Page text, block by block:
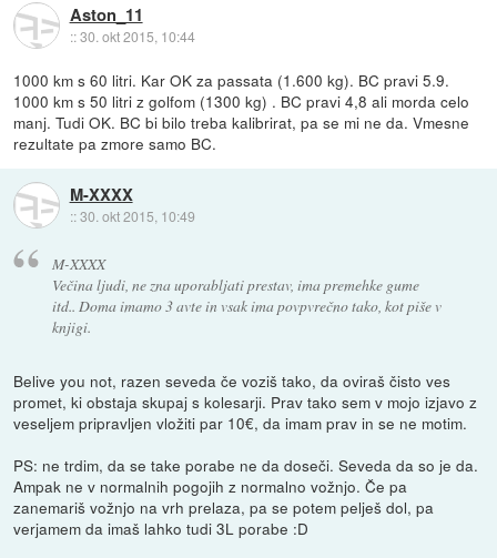
Aston_11
::30. okt 2015, 10:44
1000 km s 60 litri. Kar OK za passata (1.600 kg). BC pravi 5.9.
1000 km s 50 litri z golfom (1300 kg) . BC pravi 4,8 ali morda celo
manj. Tudi OK. BC bi bilo treba kalibrirat, pa se mi ne da. Vmesne
rezultate pa zmore samo BC.
M-XXXX
::30. okt 2015, 10:49
M-XXXX
Večina ljudi, ne zna uporabljati prestav, ima premehke gume
itd.. Doma imamo 3 avte in vsak ima povpvrečno tako, kot piše v
knjigi.
Belive you not, razen seveda če voziš tako, da oviraš čisto ves
promet, ki obstaja skupaj s kolesarji. Prav tako sem v mojo izjavo z
veseljem pripravljen vložiti par 10€, da imam prav in se ne motim.
PS: ne trdim, da se take porabe ne da doseči. Seveda da so je da.
Ampak ne v normalnih pogojih z normalno vožnjo. Če pa
zanemariš vožnjo na vrh prelaza, pa se potem pelješ dol, pa
verjamem da imaš lahko tudi 3L porabe :D